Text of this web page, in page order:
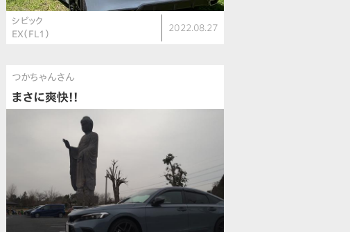
シビック
EX（FL1）
2022.08.27
つかちゃんさん
まさに爽快!!